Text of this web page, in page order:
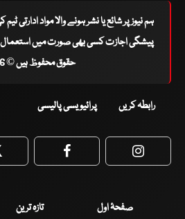
ہم نیوز پر شائع یا نشر ہونے والا مواد ادارتی
پیشگی اجازت کسی بھی صورت میں استعمال
حقوق محفوظ ہیں © 2026
رابطہ کریں پرائیویسی پالیسی
Facebook
صفحۂ اول تازہ ترین